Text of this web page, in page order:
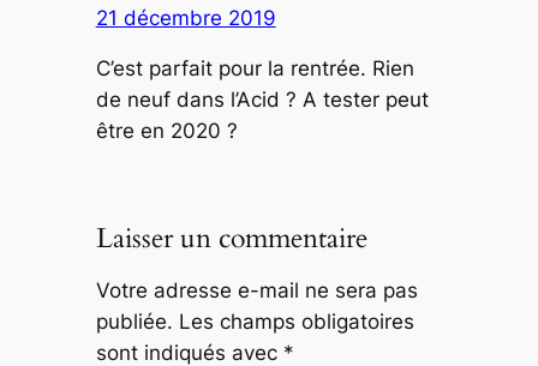
21 décembre 2019
C’est parfait pour la rentrée. Rien
de neuf dans l’Acid ? A tester peut
être en 2020 ?
Laisser un commentaire
Votre adresse e-mail ne sera pas
publiée. Les champs obligatoires
sont indiqués avec *